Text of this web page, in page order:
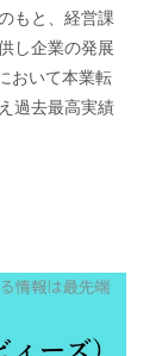
もと、経営課
し企業の発展
おいて本業転
過去最高実績